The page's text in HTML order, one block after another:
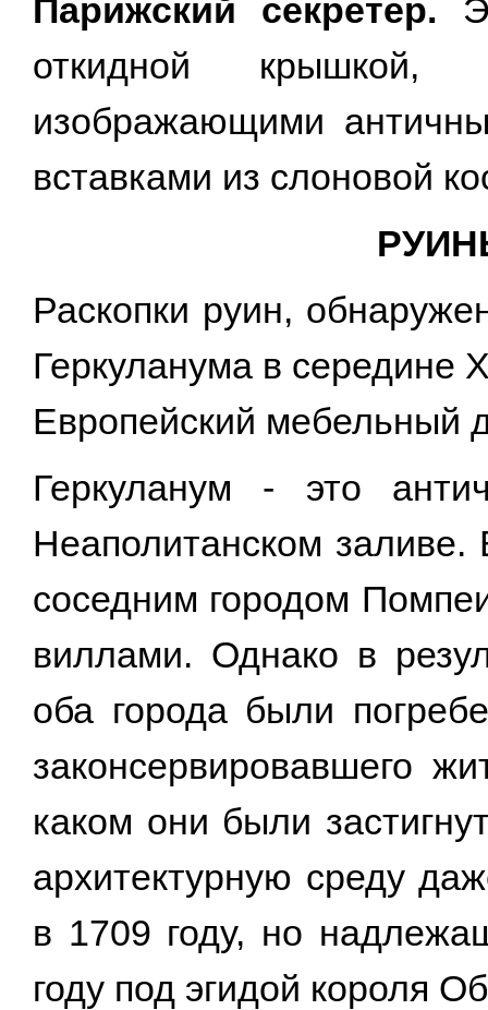
Парижский секретер.
откидной
изображающими
вставками из слоновой
Раскопки руин,
Геркуланума в середине
Европейский мебельный
Геркуланум - это
Неаполитанском
соседним городом
виллами. Однако в
оба города были
законсервировавшего
каком они были
архитектурную среду
в 1709 году, но
году под эгидой короля